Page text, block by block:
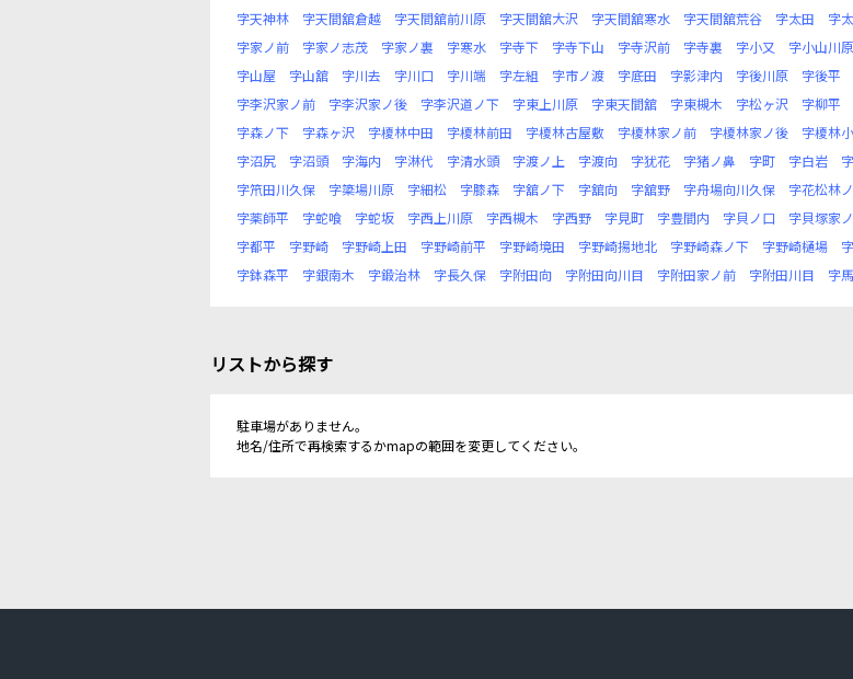
字天神林
字天間舘倉越 字天間舘前川原 字天間舘大沢 字天間舘寒水 字天間舘荒谷 字太田 字
字家ノ前
字家ノ志茂 字家ノ裏 字寒水 字寺下 字寺下山 字寺沢前 字寺裏 字小又 字小山川原
字山屋
字山舘 字川去 字川口 字川端 字左組 字市ノ渡 字底田 字影津内 字後川原 字後平
字李沢家ノ前
字李沢家ノ後 字李沢道ノ下 字東上川原 字東天間舘 字東槻木 字松ヶ沢 字柳平
字森ノ下
字森ヶ沢 字榎林中田 字榎林前田 字榎林古屋敷 字榎林家ノ前 字榎林家ノ後 字榎林
字沼尻
字沼頭 字海内 字淋代 字清水頭 字渡ノ上 字渡向 字犹花 字猪ノ鼻 字町 字白岩
字笊田川久保
字簗場川原 字細松 字膝森 字舘ノ下 字舘向 字舘野 字舟場向川久保 字花松林
字薬師平
字蛇喰 字蛇坂 字西上川原 字西槻木 字西野 字見町 字豊間内 字貝ノ口 字貝塚家
字都平
字野崎 字野崎上田 字野崎前平 字野崎境田 字野崎揚地北 字野崎森ノ下 字野崎樋場
字鉢森平
字銀南木 字鍛治林 字長久保 字附田向 字附田向川目 字附田家ノ前 字附田川目 字
リストから探す
駐車場がありません。
地名/住所で再検索するかmapの範囲を変更してください。